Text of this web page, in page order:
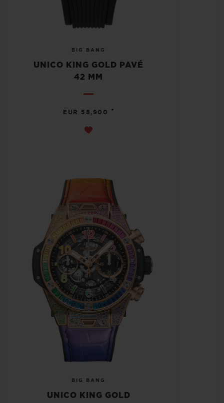
BIG BANG
UNICO KING GOLD PAVÉ
42 MM
EUR 58,900 •
BIG BANG
UNICO KING GOLD